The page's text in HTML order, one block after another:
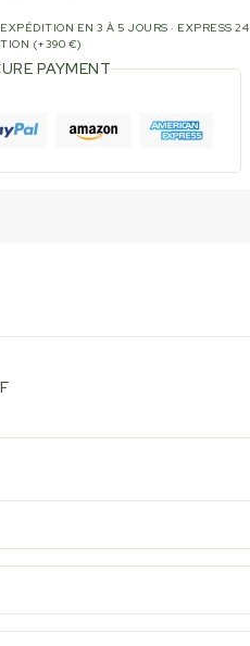
EN 3 À 5 JOURS · EXPRESS
(+390 €)
PAYMENT